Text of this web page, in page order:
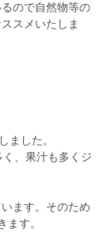
ので自然物等の
スメいたしま
ました。
、果汁も多くジ
ます。そのため
す。